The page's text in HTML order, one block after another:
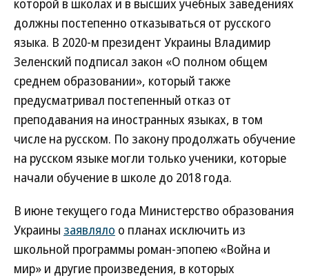
которой в школах и в высших учебных заведениях
должны постепенно отказываться от русского
языка. В 2020-м президент Украины Владимир
Зеленский подписал закон «О полном общем
среднем образовании», который также
предусматривал постепенный отказ от
преподавания на иностранных языках, в том
числе на русском. По закону продолжать обучение
на русском языке могли только ученики, которые
начали обучение в школе до 2018 года.
В июне текущего года Министерство образования
Украины заявляло о планах исключить из
школьной программы роман-эпопею «Война и
мир» и другие произведения, в которых